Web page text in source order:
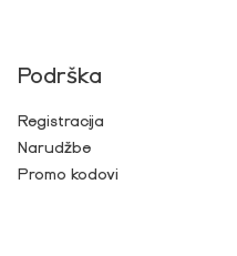
Podrška
Registracija
Narudžbe
Promo kodovi